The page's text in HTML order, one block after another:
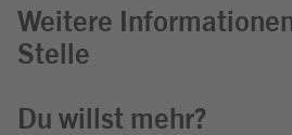
Weitere
Stelle
Du willst mehr?